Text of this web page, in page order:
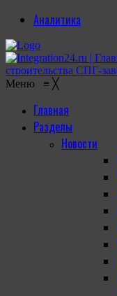
Аналитика
Меню ≡ ╳
Главная
Разделы
Новости